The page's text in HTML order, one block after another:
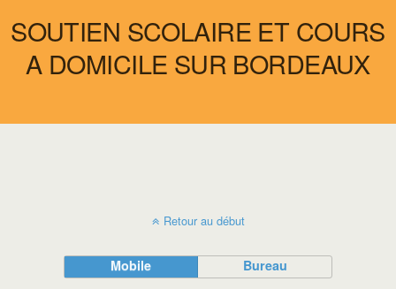
SOUTIEN SCOLAIRE ET COURS
A DOMICILE SUR BORDEAUX
Retour au début
Mobile Bureau